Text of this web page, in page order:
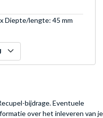
Diepte/lengte: 45 mm
bijdrage. Eventuele
over het inleveren van je